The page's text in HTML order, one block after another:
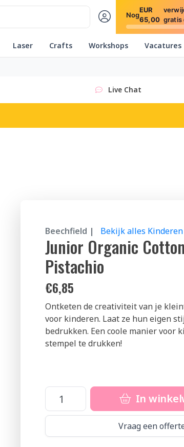
Nog
EUR
65,00 gratis
Laser Crafts Workshops Vacatures
Live Chat
Beechfield | Bekijk alles Kinderen
Junior Organic
Pistachio
€6,85
Ontketen de creativiteit van je
voor kinderen. Laat ze hun eigen
bedrukken. Een coole manier voor
stempel te drukken!
In
Vraag een